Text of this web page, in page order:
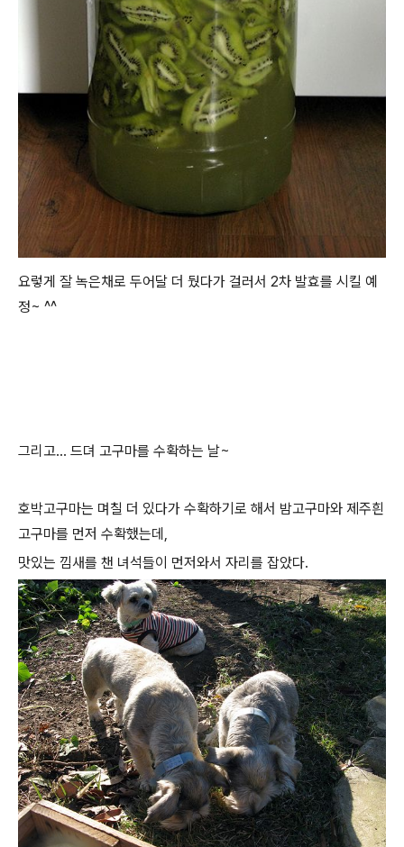
요렇게 잘 녹은채로 두어달 더 뒀다가 걸러서 2차 발효를 시킬 예
정~ ^^
그리고... 드뎌 고구마를 수확하는 날~
호박고구마는 며칠 더 있다가 수확하기로 해서 밤고구마와 제주흰
고구마를 먼저 수확했는데,
맛있는 낌새를 챈 녀석들이 먼저와서 자리를 잡았다.